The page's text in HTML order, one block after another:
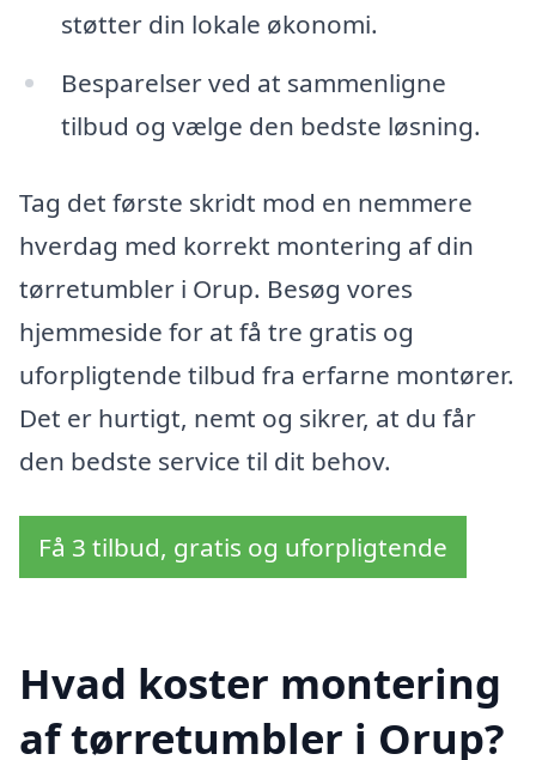
støtter din lokale økonomi.
Besparelser ved at sammenligne
tilbud og vælge den bedste løsning.
Tag det første skridt mod en nemmere
hverdag med korrekt montering af din
tørretumbler i Orup. Besøg vores
hjemmeside for at få tre gratis og
uforpligtende tilbud fra erfarne montører.
Det er hurtigt, nemt og sikrer, at du får
den bedste service til dit behov.
Få 3 tilbud, gratis og uforpligtende
Hvad koster montering
af tørretumbler i Orup?